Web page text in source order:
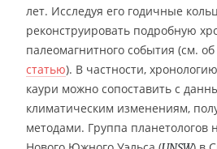
лет. Исследуя его годичные
реконструировать подробную
палеомагнитного события (см. об
статью). В частности,
каури можно сопоставить с
климатическим изменениям,
методами. Группа планетологов